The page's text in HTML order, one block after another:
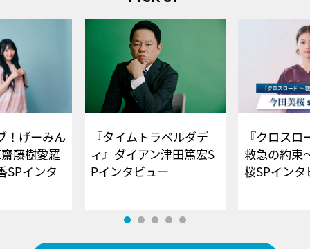
！げーみん
藤樹愛羅
SPインタ
『タイムトラベルダデ
ィ』ダイアン津田篤宏S
Pインタビュー
『クロス
救急の約束
桜SPイ